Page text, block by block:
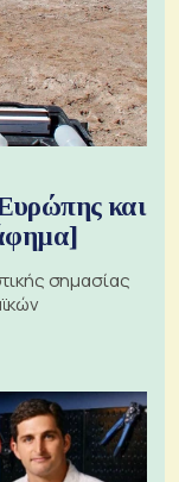
και
σημασίας